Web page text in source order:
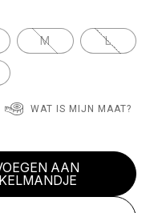
M L
WAT IS MIJN MAAT?
AAN